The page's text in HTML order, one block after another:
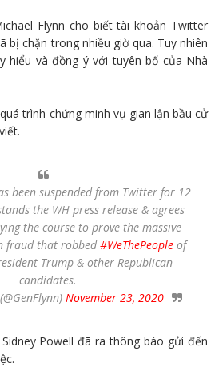
Flynn cho biết tài khoản Twitter
bị chặn trong nhiều giờ qua. Tuy nhiên
hiểu và đồng ý với tuyên bố của Nhà
trình chứng minh vụ gian lận bầu cử
been suspended from Twitter for 12
the WH press release & agrees
the course to prove the massive
fraud that robbed#WeThePeopleof
Trump & other Republican
candidates.
November 23, 2020
Powell đã ra thông báo gửi đến